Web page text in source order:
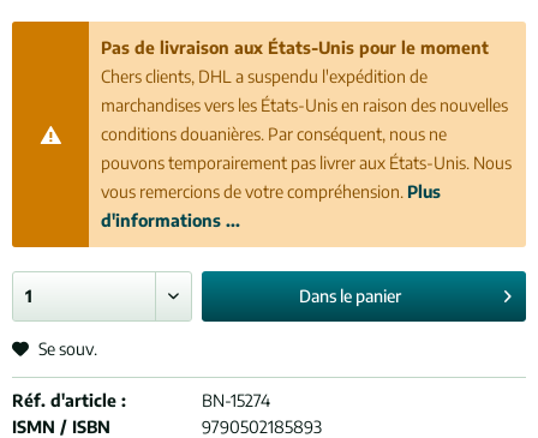
Pas de livraison aux États-Unis pour le moment
Chers clients, DHL a suspendu l'expédition de
marchandises vers les États-Unis en raison des nouvelles
conditions douanières. Par conséquent, nous ne
pouvons temporairement pas livrer aux États-Unis. Nous
vous remercions de votre compréhension. Plus
d'informations ...
Dans le panier
Se souv.
Réf. d'article :
BN-15274
ISMN / ISBN
9790502185893